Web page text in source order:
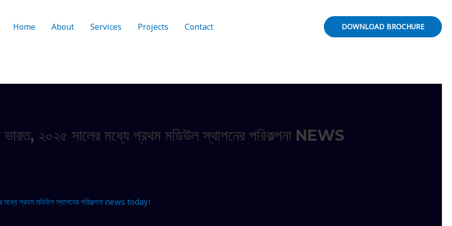
Home About Services Projects Contact DOWNLOAD BROCHURE
ভারত, ২০২৫ সালের মধ্যে প্রথম মডিউল স্থাপনের পরিকল্পনা NEWS
মধ্যে প্রথম মডিউল স্থাপনের পরিকল্পনা news today।